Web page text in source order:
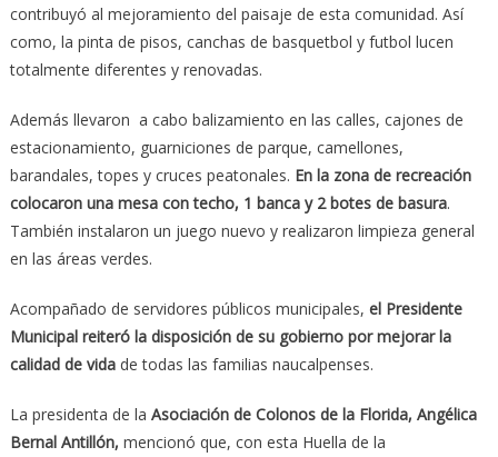
contribuyó al mejoramiento del paisaje de esta comunidad. Así
como, la pinta de pisos, canchas de basquetbol y futbol lucen
totalmente diferentes y renovadas.
Además llevaron a cabo balizamiento en las calles, cajones de
estacionamiento, guarniciones de parque, camellones,
barandales, topes y cruces peatonales. En la zona de recreación
colocaron una mesa con techo, 1 banca y 2 botes de basura.
También instalaron un juego nuevo y realizaron limpieza general
en las áreas verdes.
Acompañado de servidores públicos municipales, el Presidente
Municipal reiteró la disposición de su gobierno por mejorar la
calidad de vidade todas las familias naucalpenses.
La presidenta de la Asociación de Colonos de la Florida, Angélica
Bernal Antillón, mencionó que, con esta Huella de la